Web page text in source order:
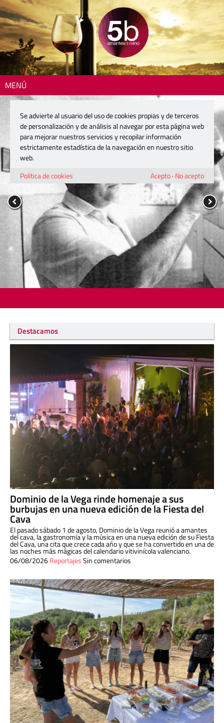
MENÚ
Destacamos
Dominio de la Vega rinde homenaje a sus
burbujas en una nueva edición de la Fiesta del
Cava
El pasado sábado 1 de agosto, Dominio de la Vega reunió a amantes
del cava, la gastronomía y la música en una nueva edición de su Fiesta
del Cava, una cita que crece cada año y que se ha convertido en una de
las noches más mágicas del calendario vitivinícola valenciano.
06/08/2026ReportajesSin comentarios
Se advierte al usuario del uso de cookies propias y de terceros
de personalización y de análisis al navegar por esta página web
para mejorar nuestros servicios y recopilar información
estrictamente estadística de la navegación en nuestro sitio
web.
Política de cookies
Acepto· No acepto